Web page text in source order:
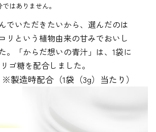
はありません。
でいただきたいから、選んだのは
リという植物由来の甘みでおいし
。「からだ想いの青汁」は、1袋に
ゴ糖を配合しました。
※製造時配合（1袋（3g）当たり）